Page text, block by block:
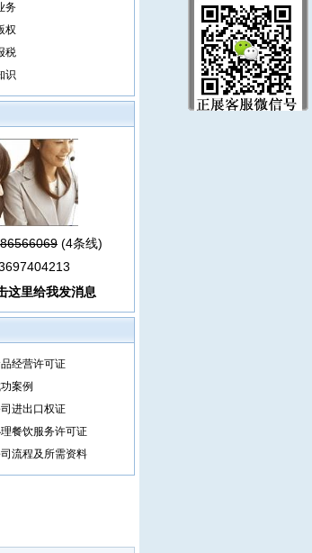
务
权
税
识
(4条线)
经营许可证
案例
进出口权证
餐饮服务许可证
流程及所需资料